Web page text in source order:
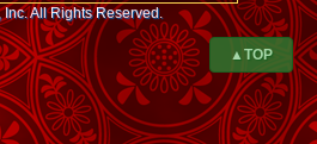
All Rights Reserved.
▲TOP